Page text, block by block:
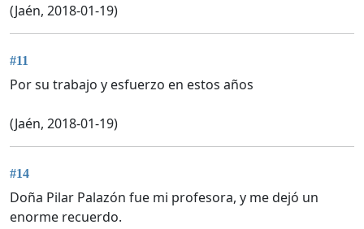
(Jaén, 2018-01-19)
#11
Por su trabajo y esfuerzo en estos años
(Jaén, 2018-01-19)
#14
Doña Pilar Palazón fue mi profesora, y me dejó un
enorme recuerdo.